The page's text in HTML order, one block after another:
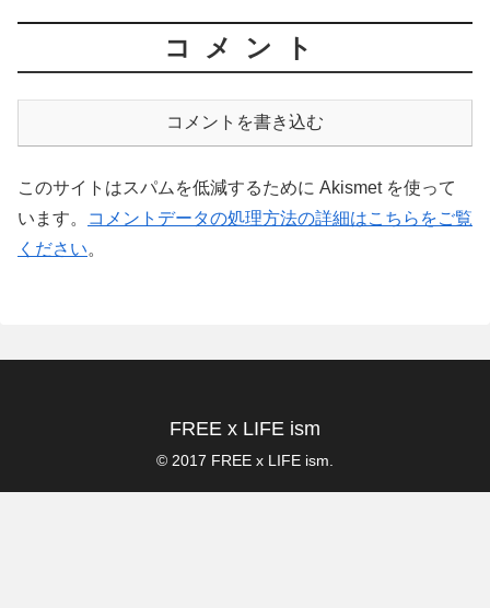
コメント
コメントを書き込む
このサイトはスパムを低減するために Akismet を使って
います。
コメントデータの処理方法の詳細はこちらをご覧
ください。
FREE x LIFE ism
© 2017 FREE x LIFE ism.